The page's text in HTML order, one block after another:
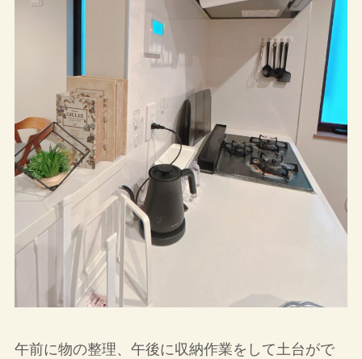
午前に物の整理、午後に収納作業をして土台がで